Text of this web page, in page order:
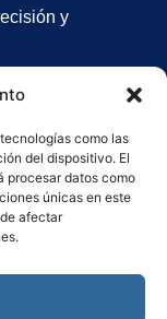
como las
del dispositivo. El
procesar datos como
únicas en este
afectar
y